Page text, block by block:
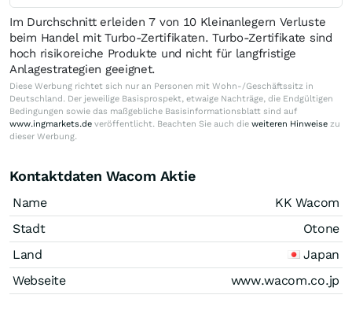
Im Durchschnitt erleiden 7 von 10 Kleinanlegern Verluste
beim Handel mit Turbo-Zertifikaten. Turbo-Zertifikate sind
hoch risikoreiche Produkte und nicht für langfristige
Anlagestrategien geeignet.
Diese Werbung richtet sich nur an Personen mit Wohn-/Geschäftssitz in
Deutschland. Der jeweilige Basisprospekt, etwaige Nachträge, die Endgültigen
Bedingungen sowie das maßgebliche Basisinformationsblatt sind auf
www.ingmarkets.de veröffentlicht. Beachten Sie auch die weiteren Hinweise zu
dieser Werbung.
Kontaktdaten Wacom Aktie
Name
KK Wacom
Stadt
Otone
Land
Japan
Webseite
www.wacom.co.jp